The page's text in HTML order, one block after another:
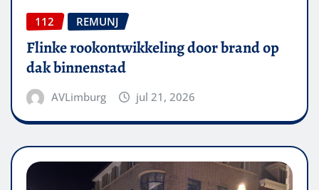
112 REMUNJ
Flinke rookontwikkeling door brand op
dak binnenstad
AVLimburg jul 21, 2026